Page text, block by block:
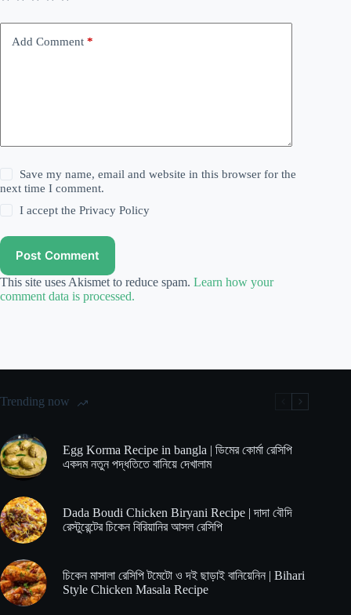
Add Comment *
Save my name, email and website in this browser for the
next time I comment.
I accept thePrivacy Policy
Post Comment
This site uses Akismet to reduce spam. Learn how your
comment data is processed.
Trending now
Egg Korma Recipe in bangla | ডিমের কোর্মা রেসিপি
একদম নতুন পদ্ধতিতে বানিয়ে দেখালাম
Dada Boudi Chicken Biryani Recipe | দাদা বৌদি
রেস্টুরেন্টের চিকেন বিরিয়ানির আসল রেসিপি
চিকেন মাসালা রেসিপি টমেটো ও দই ছাড়াই বানিয়েনিন | Bihari
Style Chicken Masala Recipe